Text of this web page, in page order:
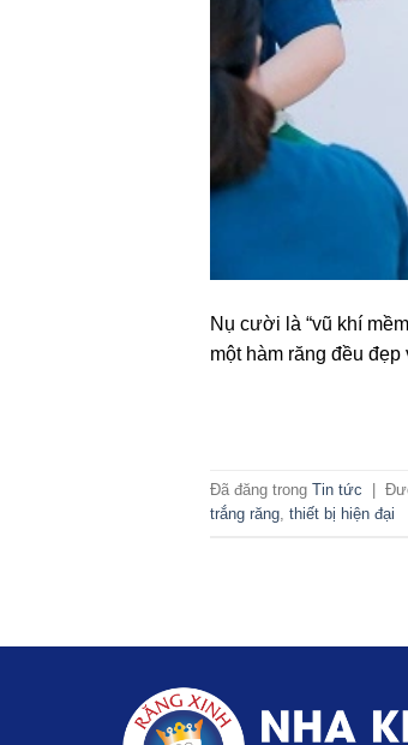
Nụ cười là “vũ khí
một hàm răng đều
Đã đăng trongTin tức |
trắng răng,thiết bị hiện đại